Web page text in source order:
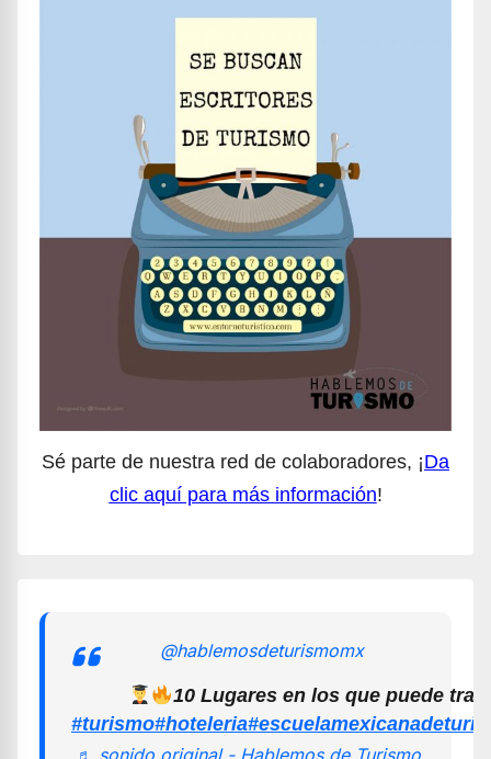
Sé parte de nuestra red de colaboradores, ¡Da
clic aquí para más información!
@hablemosdeturismomx
10 Lugares en los que puede
#turismo#hoteleria
♬ sonido original - Hablemos de Turismo